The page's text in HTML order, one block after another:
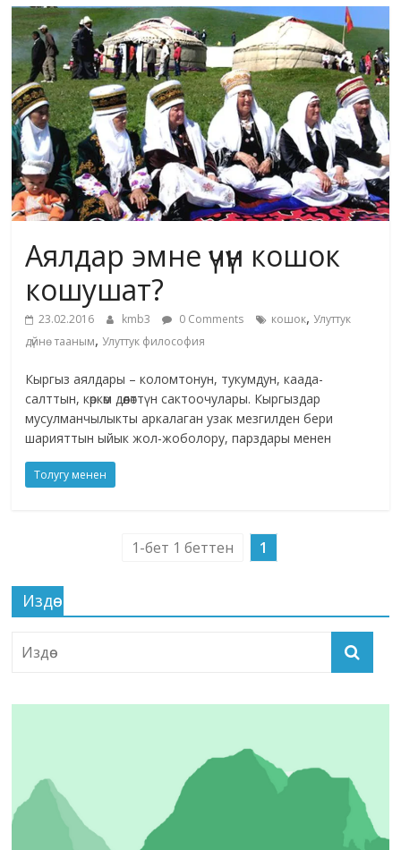
маданияты
жана
адабияты
Аялдар эмне үчүн кошок
кошушат?
23.02.2016 kmb3 0 Comments кошок, Улуттук
дүйнө тааным, Улуттук философия
Кыргыз аялдары – коломтонун, тукумдун, каада-
салттын, көркөм дөөлөттүн сактоочулары. Кыргыздар
мусулманчылыкты аркалаган узак мезгилден бери
шарияттын ыйык жол-жоболору, парздары менен
Толугу менен
1-бет 1 беттен 1
Издөө